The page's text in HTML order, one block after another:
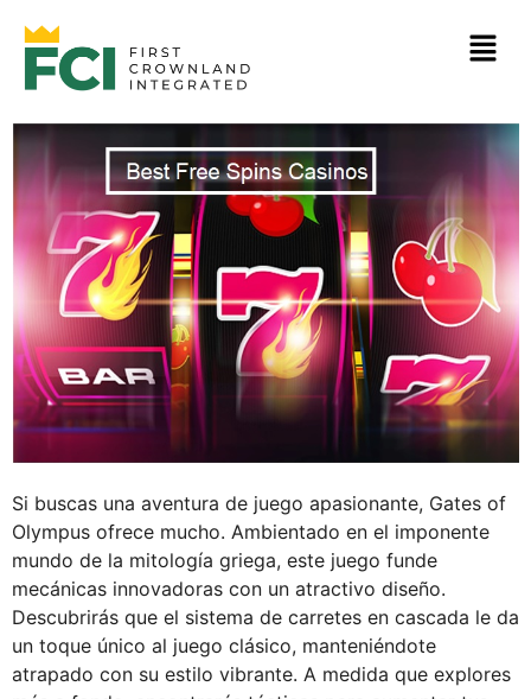
Si buscas una aventura de juego apasionante, Gates of
Olympus ofrece mucho. Ambientado en el imponente
mundo de la mitología griega, este juego funde
mecánicas innovadoras con un atractivo diseño.
Descubrirás que el sistema de carretes en cascada le da
un toque único al juego clásico, manteniéndote
atrapado con su estilo vibrante. A medida que explores